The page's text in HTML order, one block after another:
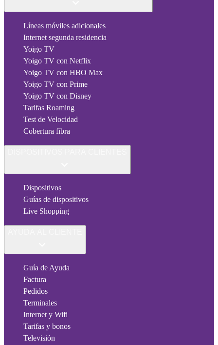
Líneas móviles adicionales
Internet segunda residencia
Yoigo TV
Yoigo TV con Netflix
Yoigo TV con HBO Max
Yoigo TV con Prime
Yoigo TV con Disney
Tarifas Roaming
Test de Velocidad
Cobertura fibra
Dispositivos
Guías de dispositivos
Live Shopping
Guía de Ayuda
Factura
Pedidos
Terminales
Internet y Wifi
Tarifas y bonos
Televisión